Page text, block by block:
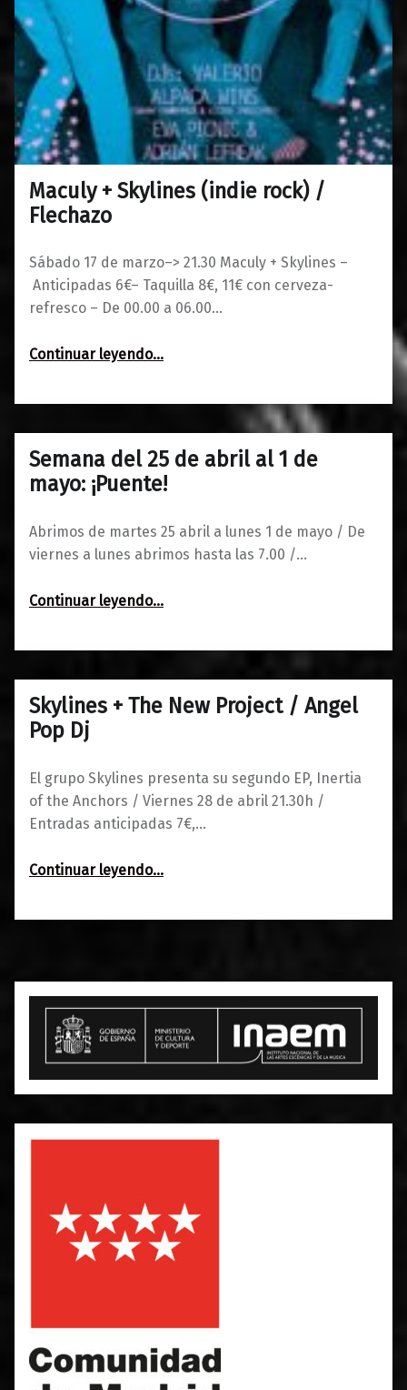
Maculy + Skylines (indie rock) /
Flechazo
Sábado 17 de marzo–> 21.30 Maculy + Skylines –
Anticipadas 6€– Taquilla 8€, 11€ con cerveza-
refresco – De 00.00 a 06.00…
Continuar leyendo“Maculy + Skylines (indie rock) / Flechazo”
…
12/03/2018
0
Maravillas
Semana del 25 de abril al 1 de
mayo: ¡Puente!
Abrimos de martes 25 abril a lunes 1 de mayo / De
viernes a lunes abrimos hasta las 7.00 /…
Continuar leyendo“Semana del 25 de abril al 1 de mayo: ¡Puente!”
…
25/04/2017
0
Maravillas
Skylines + The New Project / Angel
Pop Dj
El grupo Skylines presenta su segundo EP, Inertia
of the Anchors / Viernes 28 de abril 21.30h /
Entradas anticipadas 7€,…
Continuar leyendo“Skylines + The New Project / Angel Pop Dj”
…
25/04/2017
0
Maravillas